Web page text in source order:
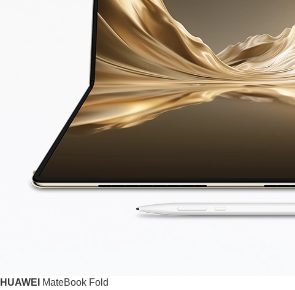
HUAWEI
MateBook Fold